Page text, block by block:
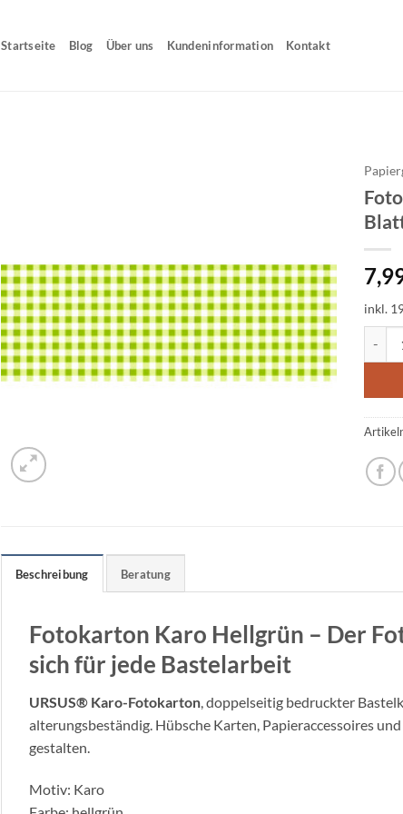
Startseite Blog Über uns Kundeninformation Kontakt
inkl.
Beschreibung Beratung
Fotokarton Karo Hellgrün – Der
sich für jede Bastelarbeit
URSUS® Karo-Fotokarton, doppelseitig bedruckter
alterungsbeständig. Hübsche Karten, Papieraccessoires
gestalten.
Motiv: Karo